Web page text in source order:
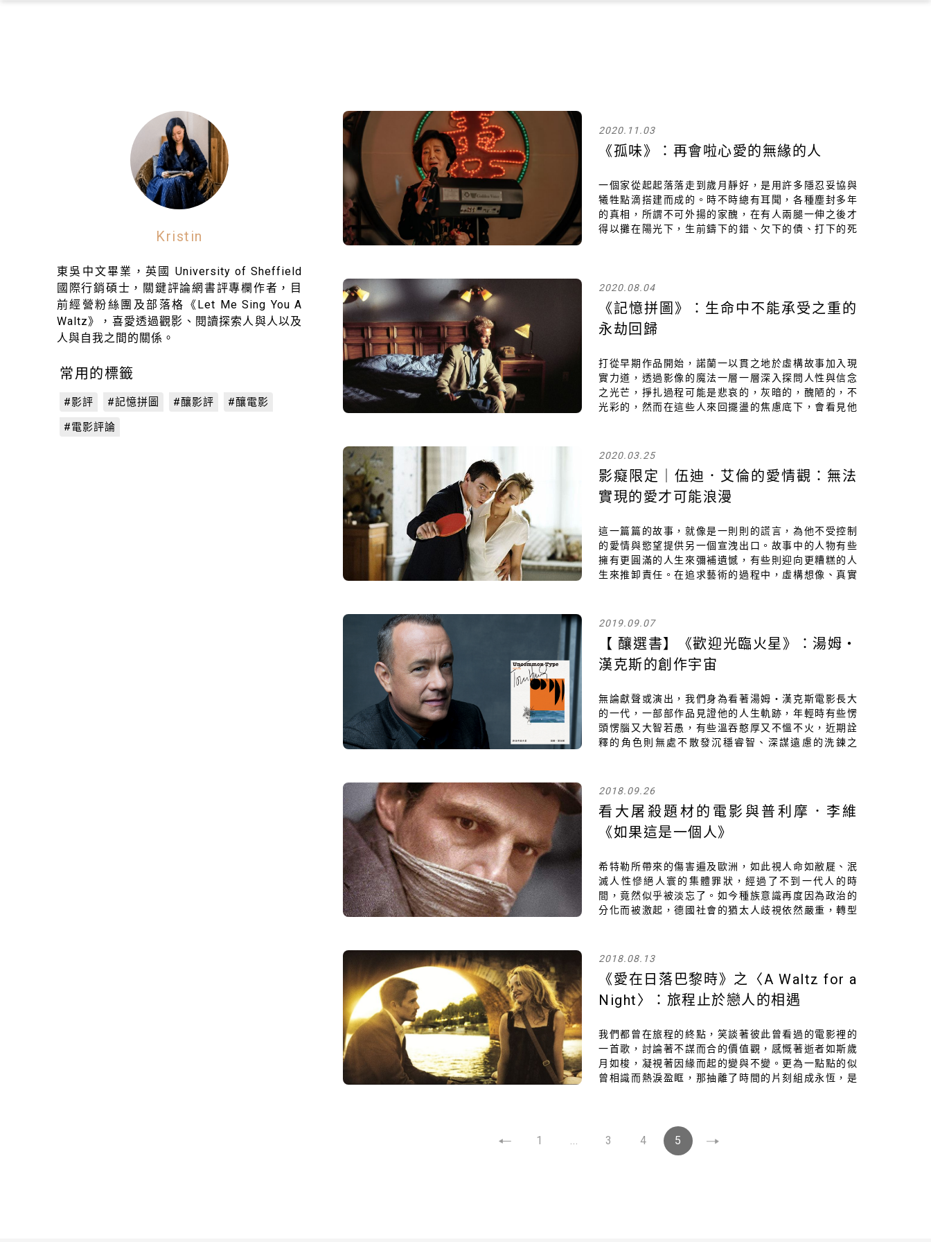
Kristin
東吳中文畢業，英國 University of Sheffield
國際行銷碩士，關鍵評論網書評專欄作者，目
前經營粉絲團及部落格《Let Me Sing You A
Waltz》，喜愛透過觀影、閱讀探索人與人以及
人與自我之間的關係。
常用的標籤
#影評 #記憶拼圖 #釀影評
#釀電影
#電影評論
2020.11.03
《孤味》：再會啦心愛的無緣的人
一個家從起起落落走到歲月靜好，是用許多隱忍妥協與
犧牲點滴搭建而成的。時不時總有耳聞，各種塵封多年
的真相，所謂不可外揚的家醜，在有人兩腿一伸之後才
得以攤在陽光下，生前鑄下的錯、欠下的債、打下的死
2020.08.04
《記憶拼圖》：生命中不能承受之重的
永劫回歸
打從早期作品開始，諾蘭一以貫之地於虛構故事加入現
實力道，透過影像的魔法一層一層深入探問人性與信念
之光芒，掙扎過程可能是悲哀的，灰暗的，醜陋的，不
光彩的，然而在這些人來回擺盪的焦慮底下，會看見他
志的一處現實
2020.03.25
影癡限定｜伍迪．艾倫的愛情觀：無法
實現的愛才可能浪漫
這一篇篇的故事，就像是一則則的謊言，為他不受控制
的愛情與慾望提供另一個宣洩出口。故事中的人物有些
擁有更圓滿的人生來彌補遺憾，有些則迎向更糟糕的人
生來推卸責任。在追求藝術的過程中，虛構想像、真實
生盲點⋯⋯
2019.09.07
【​ 釀選書】《歡迎光臨火星》：湯姆・
漢克斯的創作宇宙
無論獻聲或演出，我們身為看著湯姆・漢克斯電影長大
的一代，一部部作品見證他的人生軌跡，年輕時有些愣
頭愣腦又大智若愚，有些溫吞憨厚又不慍不火，近期詮
釋的角色則無處不散發沉穩睿智、深謀遠慮的洗鍊之
夢似真的宇宙⋯⋯
2018.09.26
看大屠殺題材的電影與普利摩．李維
《如果這是一個人》
希特勒所帶來的傷害遍及歐洲，如此視人命如敝屣、泯
滅人性慘絕人寰的集體罪狀，經過了不到一代人的時
間，竟然似乎被淡忘了。如今種族意識再度因為政治的
分化而被激起，德國社會的猶太人歧視依然嚴重，轉型
2018.08.13
《愛在日落巴黎時》之〈A Waltz for a
Night〉：旅程止於戀人的相遇
我們都曾在旅程的終點，笑談著彼此曾看過的電影裡的
一首歌，討論著不謀而合的價值觀，感慨著逝者如斯歲
月如梭，凝視著因緣而起的變與不變。更為一點點的似
曾相識而熱淚盈眶，那抽離了時間的片刻組成永恆，是
1 ... 3 4 5
關閉